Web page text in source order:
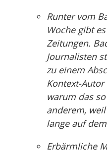
Runter vom
Woche gibt
Zeitungen.
Journalisten
zu einem
Kontext-
warum das
anderem,
lange auf
Erbärmliche